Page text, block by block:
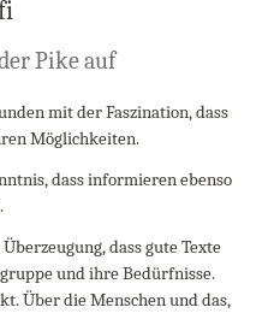
Pike auf
mit der Faszination, dass
Möglichkeiten.
dass informieren ebenso
dass gute Texte
und ihre Bedürfnisse.
Über die Menschen und das,